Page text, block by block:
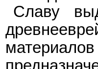
Славу
материалов